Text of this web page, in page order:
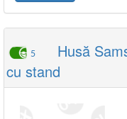
5
Husă
cu stand